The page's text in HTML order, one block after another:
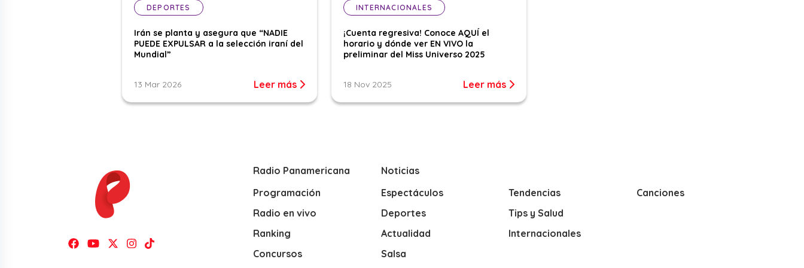
DEPORTES
Irán se planta y asegura que “NADIE
PUEDE EXPULSAR a la selección iraní del
Mundial”
13 Mar 2026 Leer más
INTERNACIONALES
¡Cuenta regresiva! Conoce AQUÍ el
horario y dónde ver EN VIVO la
preliminar del Miss Universo 2025
18 Nov 2025 Leer más
Radio Panamericana
Programación
Radio en vivo
Ranking
Concursos
Noticias
Espectáculos
Deportes
Actualidad
Salsa
Tendencias
Tips y Salud
Internacionales
Canciones